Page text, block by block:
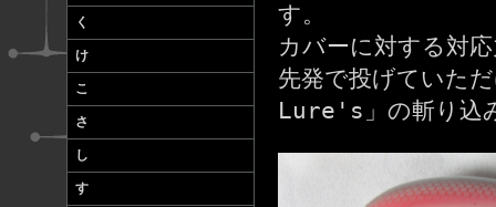
く
け
こ
さ
し
す
す。
カバーに対する対
先発で投げていた
Lure's」の斬り込